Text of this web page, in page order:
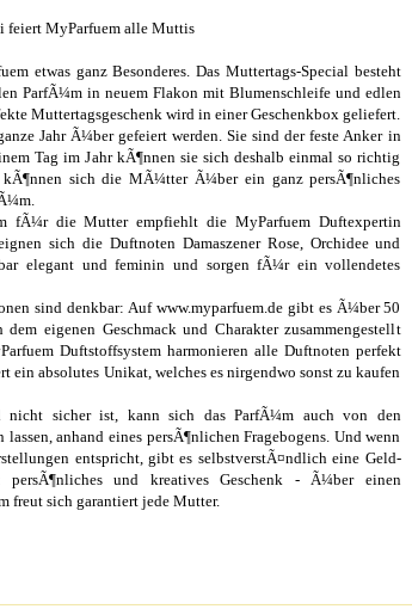
feiert MyParfuem alle Muttis
etwas ganz Besonderes. Das Muttertags-Special besteht
ParfÃ¼m in neuem Flakon mit Blumenschleife und edlen
Muttertagsgeschenk wird in einer Geschenkbox geliefert.
Jahr Ã¼ber gefeiert werden. Sie sind der feste Anker in
Tag im Jahr kÃ¶nnen sie sich deshalb einmal so richtig
kÃ¶nnen sich die MÃ¼tter Ã¼ber ein ganz persÃ¶nliches
fÃ¼r die Mutter empfiehlt die MyParfuem Duftexpertin
sich die Duftnoten Damaszener Rose, Orchidee und
elegant und feminin und sorgen fÃ¼r ein vollendetes
sind denkbar: Auf www.myparfuem.de gibt es Ã¼ber 50
dem eigenen Geschmack und Charakter zusammengestellt
Duftstoffsystem harmonieren alle Duftnoten perfekt
ein absolutes Unikat, welches es nirgendwo sonst zu kaufen
nicht sicher ist, kann sich das ParfÃ¼m auch von den
anhand eines persÃ¶nlichen Fragebogens. Und wenn
entspricht, gibt es selbstverstÃ¤ndlich eine Geld-
persÃ¶nliches und kreatives Geschenk - Ã¼ber einen
freut sich garantiert jede Mutter.